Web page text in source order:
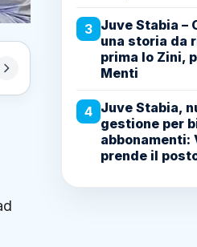
3 Juve Stabia –
una storia da
prima lo Zini,
Menti
4 Juve Stabia,
gestione per
prende il